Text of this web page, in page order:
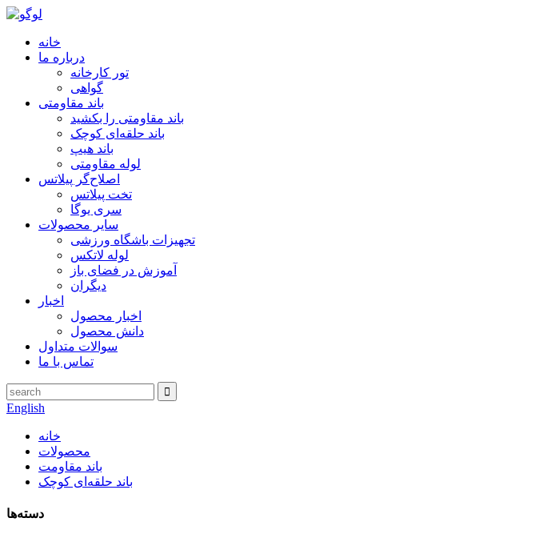
خانه
درباره ما
تور کارخانه
گواهی
باند مقاومتی
باند مقاومتی را بکشید
باند حلقه‌ای کوچک
باند هیپ
لوله مقاومتی
اصلاح‌گر پیلاتس
تخت پیلاتس
سری یوگا
سایر محصولات
تجهیزات باشگاه ورزشی
لوله لاتکس
آموزش در فضای باز
دیگران
اخبار
اخبار محصول
دانش محصول
سوالات متداول
تماس با ما
English
خانه
محصولات
باند مقاومت
باند حلقه‌ای کوچک
دسته‌ها